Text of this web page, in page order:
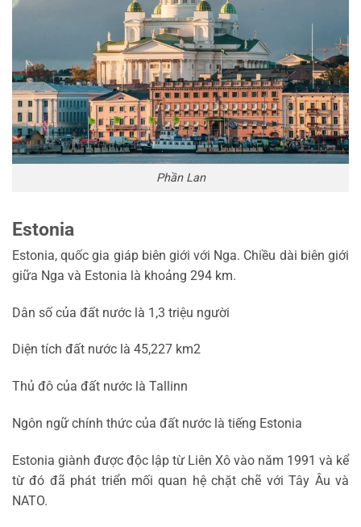
Phần Lan
Estonia
Estonia, quốc gia giáp biên giới với Nga. Chiều dài biên giới
giữa Nga và Estonia là khoảng 294 km.
Dân số của đất nước là 1,3 triệu người
Diện tích đất nước là 45,227 km2
Thủ đô của đất nước là Tallinn
Ngôn ngữ chính thức của đất nước là tiếng Estonia
Estonia giành được độc lập từ Liên Xô vào năm 1991 và kể
từ đó đã phát triển mối quan hệ chặt chẽ với Tây Âu và
NATO.